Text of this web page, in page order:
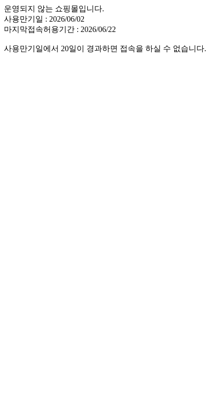
운영되지 않는 쇼핑몰입니다.
사용만기일 : 2026/06/02
마지막접속허용기간 : 2026/06/22
사용만기일에서 20일이 경과하면 접속을 하실 수 없습니다.